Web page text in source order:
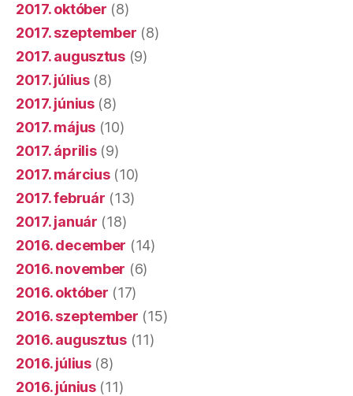
2017. október (8)
2017. szeptember (8)
2017. augusztus(9)
2017. július(8)
2017. június(8)
2017. május (10)
2017. április(9)
2017. március(10)
2017. február (13)
2017. január (18)
2016. december (14)
2016. november (6)
2016. október (17)
2016. szeptember (15)
2016. augusztus(11)
2016. július(8)
2016. június(11)